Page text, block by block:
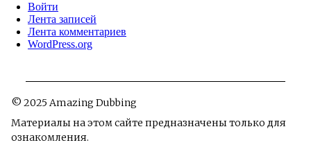
Войти
Лента записей
Лента комментариев
WordPress.org
© 2025 Amazing Dubbing
Материалы на этом сайте предназначены только для
ознакомления.